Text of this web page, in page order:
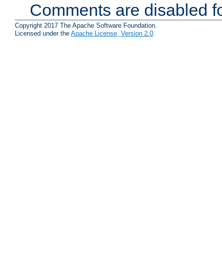
Comments are disabled
Copyright 2017 The Apache Software Foundation.
Licensed under the Apache License, Version 2.0.